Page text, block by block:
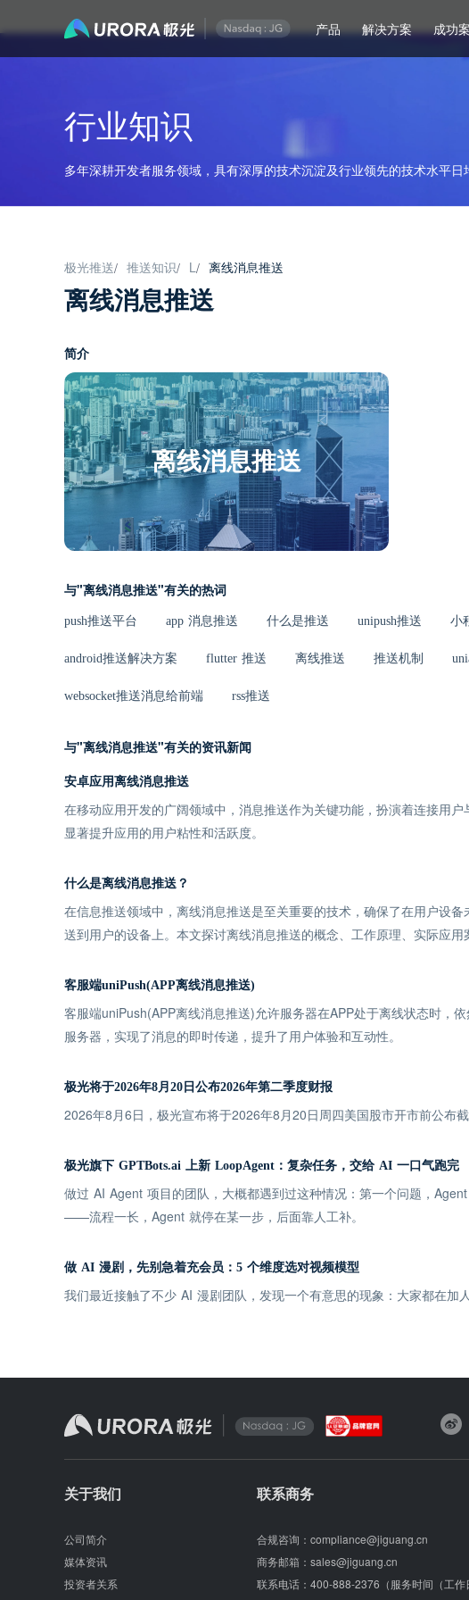
产品 解决方案 成功
行业知识
多年深耕开发者服务领域，具有深厚的技术沉淀及行业领先的技术水平
极光推送/ 推送知识/ L/ 离线消息推送
离线消息推送
简介
离线消息推送
与"离线消息推送"有关的热词
push推送平台 app 消息推送 什么是推送 unipush推送 小
android推送解决方案 flutter 推送 离线推送 推送机制
websocket推送消息给前端 rss推送
与"离线消息推送"有关的资讯新闻
安卓应用离线消息推送
在移动应用开发的广阔领域中，消息推送作为关键功能，扮演着连接用
显著提升应用的用户粘性和活跃度。
什么是离线消息推送？
在信息推送领域中，离线消息推送是至关重要的技术，确保了在用户设
送到用户的设备上。本文探讨离线消息推送的概念、工作原理、实际应用
客服端uniPush(APP离线消息推送)
客服端uniPush(APP离线消息推送)允许服务器在APP处于离线状态时，
服务器，实现了消息的即时传递，提升了用户体验和互动性。
极光将于2026年8月20日公布2026年第二季度财报
2026年8月6日，极光宣布将于2026年8月20日周四美国股市开市前公布
极光旗下 GPTBots.ai 上新 LoopAgent：复杂任务，交给 AI 一口气跑完
做过 AI Agent 项目的团队，大概都遇到过这种情况：第一个问题，
——流程一长，Agent 就停在某一步，后面靠人工补。
做 AI 漫剧，先别急着充会员：5 个维度选对视频模型
我们最近接触了不少 AI 漫剧团队，发现一个有意思的现象：大家都在加
关于我们
公司简介
媒体资讯
投资者关系
联系商务
合规咨询： compliance@jiguang.cn
商务邮箱： sales@jiguang.cn
联系电话： 400-888-2376（服务时间（工